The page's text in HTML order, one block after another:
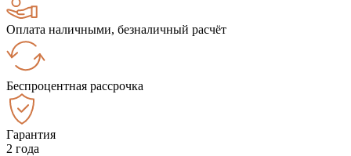
Оплата наличными, безналичный расчёт
Беспроцентная рассрочка
Гарантия
2 года